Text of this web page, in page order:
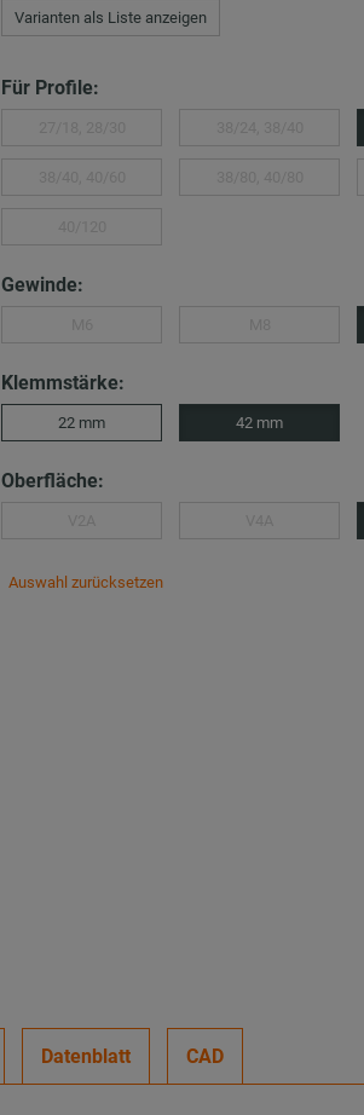
Varianten als Liste anzeigen
Für Profile:
Gewinde:
Klemmstärke:
22 mm 42 mm
Oberfläche:
Auswahl zurücksetzen
Datenblatt CAD